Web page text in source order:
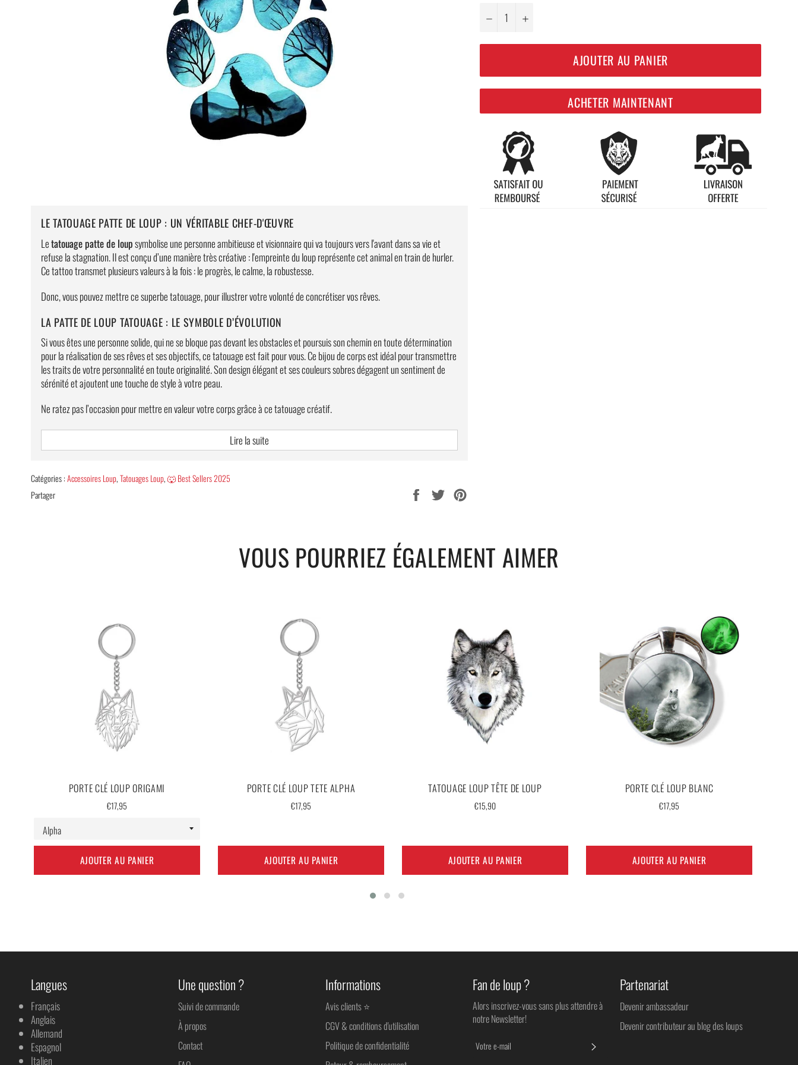
LE TATOUAGE PATTE DE LOUP : UN VÉRITABLE CHEF-D'ŒUVRE
Letatouage patte de loupsymbolise une personne ambitieuse et visionnaire qui va toujours vers l'avant dans sa vie et
refuse la stagnation. Il est conçu d’une manière très créative : l'empreinte du loup représente cet animal en train de hurler.
Ce tattoo transmet plusieurs valeurs à la fois : le progrès, le calme, la robustesse.
Donc, vous pouvez mettre ce superbe tatouage, pour illustrer votre volonté de concrétiser vos rêves.
LA PATTE DE LOUP TATOUAGE : LE SYMBOLE D’ÉVOLUTION
Si vous êtes une personne solide, qui ne se bloque pas devant les obstacles et poursuis son chemin en toute détermination
pour la réalisation de ses rêves et ses objectifs, ce tatouage est fait pour vous. Ce bijou de corps est idéal pour transmettre
les traits de votre personnalité en toute originalité. Son design élégant et ses couleurs sobres dégagent un sentiment de
sérénité et ajoutent une touche de style à votre peau.
Ne ratez pas l’occasion pour mettre en valeur votre corps grâce à ce tatouage créatif.
Caractéristiques
Un tatouage qui peut résister jusqu’à 5 jours (si vous le soignez bien).
Dimensions : 9,8 cm x 6 cm.
Lire la suite
Catégories :Accessoires Loup,Tatouages Loup,🐺 Best Sellers 2025
Partager
Partager Tweeter
− +
AJOUTER AU PANIER
ACHETER MAINTENANT
VOUS POURRIEZ ÉGALEMENT AIMER
PORTE CLÉ LOUP ORIGAMI
Prix
€17,95
AJOUTER AU PANIER
PORTE CLÉ LOUP TETE ALPHA
Prix
€17,95
AJOUTER AU PANIER
TATOUAGE LOUP TÊTE DE LOUP
Prix
€15,90
AJOUTER AU PANIER
PORTE CLÉ LOUP BLANC
Prix
€17,95
AJOUTER AU PANIER
Langues
Français
Anglais
Allemand
Espagnol
Italien
Une question ?
Suivi de commande
À propos
Contact
Informations
Avis clients ⭐
CGV & conditions d'utilisation
Politique de confidentialité
Fan de loup ?
Alors inscrivez-vous sans plus attendre à
notre Newsletter!
Partenariat
Devenir ambassadeur
Devenir contributeur au blog des loups